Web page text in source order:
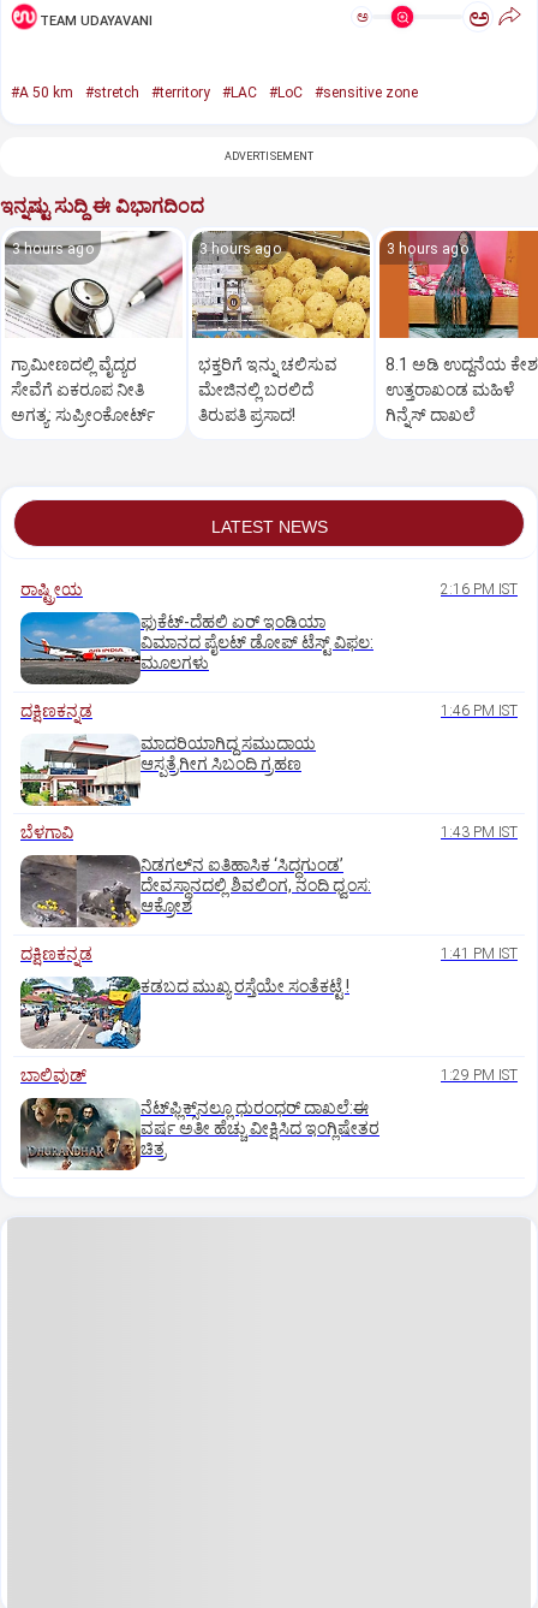
TEAM UDAYAVANI ಅ ಅ
#A 50 km #stretch #territory #LAC #LoC #sensitive zone
ADVERTISEMENT
ಇನ್ನಷ್ಟು ಸುದ್ದಿ ಈ ವಿಭಾಗದಿಂದ
3 hours ago
ಗ್ರಾಮೀಣದಲ್ಲಿ ವೈದ್ಯರ
ಸೇವೆಗೆ ಏಕರೂಪ ನೀತಿ
ಅಗತ್ಯ: ಸುಪ್ರೀಂಕೋರ್ಟ್‌
3 hours ago
ಭಕ್ತರಿಗೆ ಇನ್ನು ಚಲಿಸುವ
ಮೇಜಿನಲ್ಲಿ ಬರಲಿದೆ
ತಿರುಪತಿ ಪ್ರಸಾದ!
3 hours ago
8.1 ಅಡಿ ಉದ್ದನೆಯ
ಉತ್ತರಾಖಂಡ ಮಹಿಳೆ
ಗಿನ್ನೆಸ್‌ ದಾಖಲೆ
LATEST NEWS
ರಾಷ್ಟ್ರೀಯ 2:16 PM IST
ಫುಕೆಟ್‌-ದೆಹಲಿ ಏರ್‌ ಇಂಡಿಯಾ
ವಿಮಾನದ ಪೈಲಟ್‌ ಡೋಪ್‌ ಟೆಸ್ಟ್‌ ವಿಫಲ:
ಮೂಲಗಳು
ದಕ್ಷಿಣಕನ್ನಡ 1:46 PM IST
ಮಾದರಿಯಾಗಿದ್ದ ಸಮುದಾಯ
ಆಸ್ಪತ್ರೆಗೀಗ ಸಿಬಂದಿ ಗ್ರಹಣ
ಬೆಳಗಾವಿ 1:43 PM IST
ನಿಡಗಲ್‌ನ ಐತಿಹಾಸಿಕ ‘ಸಿದ್ಧಗುಂಡ’
ದೇವಸ್ಥಾನದಲ್ಲಿ ಶಿವಲಿಂಗ, ನಂದಿ ಧ್ವಂಸ:
ಆಕ್ರೋಶ
ದಕ್ಷಿಣಕನ್ನಡ 1:41 PM IST
ಕಡಬದ ಮುಖ್ಯ ರಸ್ತೆಯೇ ಸಂತೆಕಟ್ಟೆ !
ಬಾಲಿವುಡ್‌ 1:29 PM IST
ನೆಟ್‌ಫ್ಲಿಕ್ಸ್‌ನಲ್ಲೂ ಧುರಂಧರ್‌ ದಾಖಲೆ:ಈ
ವರ್ಷ ಅತೀ ಹೆಚ್ಚು ವೀಕ್ಷಿಸಿದ ಇಂಗ್ಲಿಷೇತರ
ಚಿತ್ರ